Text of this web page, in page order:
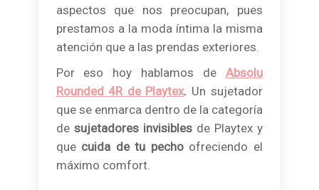
aspectos que nos preocupan, pues
prestamos a la moda íntima la misma
atención que a las prendas exteriores.
Por eso hoy hablamos de Absolu
Rounded 4R de Playtex. Un sujetador
que se enmarca dentro de la categoría
de sujetadores invisiblesde Playtex y
que cuida de tu pechoofreciendo el
máximo comfort.